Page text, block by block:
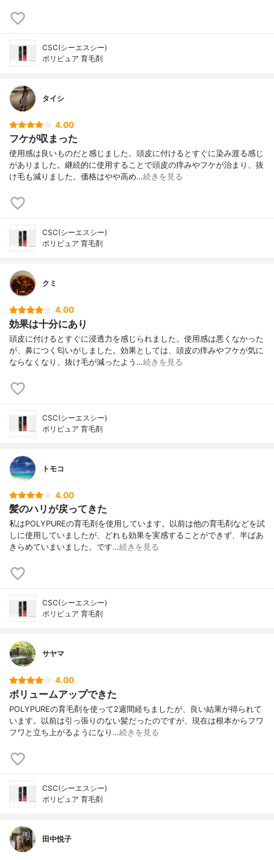
CSC(シーエスシー)
ポリピュア 育毛剤
タイシ
4.00
フケが収まった
使用感は良いものだと感じました。頭皮に付けるとすぐに染み渡る感じ
がありました。継続的に使用することで頭皮の痒みやフケが治まり、抜
け毛も減りました。価格はやや高め…続きを見る
CSC(シーエスシー)
ポリピュア 育毛剤
クミ
4.00
効果は十分にあり
頭皮に付けるとすぐに浸透力を感じられました。使用感は悪くなかった
が、鼻につく匂いがしました。効果としては、頭皮の痒みやフケが気に
ならなくなり、抜け毛が減ったよう…続きを見る
CSC(シーエスシー)
ポリピュア 育毛剤
トモコ
4.00
髪のハリが戻ってきた
私はPOLYPUREの育毛剤を使用しています。以前は他の育毛剤などを試
しに使用していましたが、どれも効果を実感することができず、半ばあ
きらめていまいました。です…続きを見る
CSC(シーエスシー)
ポリピュア 育毛剤
サヤマ
4.00
ボリュームアップできた
POLYPUREの育毛剤を使って2週間経ちましたが、良い結果が得られて
います。以前は引っ張りのない髪だったのですが、現在は根本からフワ
フワと立ち上がるようになり…続きを見る
CSC(シーエスシー)
ポリピュア 育毛剤
田中悦子